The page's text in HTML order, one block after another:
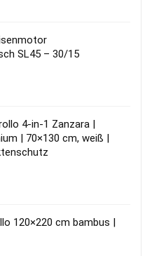
SL45 – 30/15
4-in-1 Zanzara |
| 70×130 cm, weiß |
120×220 cm bambus |